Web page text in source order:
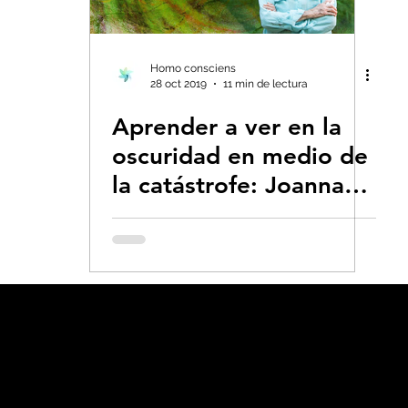
Capitalismo -Neoliberalismo
Consumismo Contaminadores: petróleo,
Colapso -Covid Decrecimiento/
Homo consciens
28 oct 2019
11 min de lectura
Aprender a ver en la
oscuridad en medio de
la catástrofe: Joanna
Macy